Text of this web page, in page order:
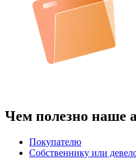
Чем полезно наше
Покупателю
Собственнику или